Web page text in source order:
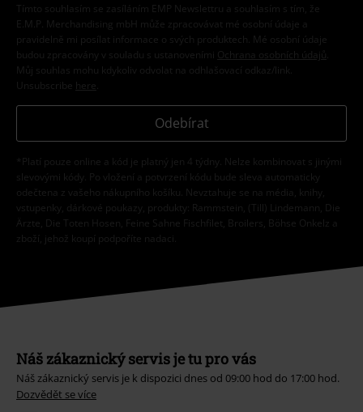
Tímto souhlasím se zasíláním EMP Newslettru a souhlasím s tím, že
E.M.P. Merchandising mbH může zpracovávat mé osobní údaje a
pravidelně mi posílat informace o svých produktech. Mé osobní údaje
budou zpracovány v souladu s ustanoveními
Ochrana osobních údajů
Můj souhlas mohu kdykoliv odvolat na odhlašovací odkaz/link.
Unsubscribe here
Odebírat
*Platí pouze online a kód je platný jen 4 týdny. Nelze kombinovat s jinými
slevovými kódy. Po vložení a potvrzení kódu bude sleva automaticky
odečtena z vašeho nákupního košíku. Nevztahuje se na média, knihy,
vstupenky, dárkové poukazy, produkty: Rammstein, (Till) Lindemann, Die
Ärzte, Die Toten Hosen, Feine Sahne Fischfilet, Broilers, Böhse Onkelz a
zboží, jehož koupí podpoříte nadaci.
Náš zákaznický servis je tu pro vás
Náš zákaznický servis je k dispozici dnes od 09:00 hod do 17:00 hod.
Dozvědět se více